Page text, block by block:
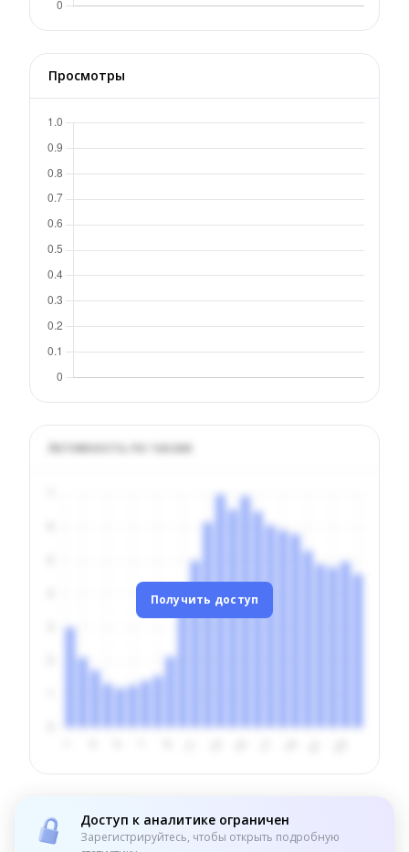
Просмотры
Активность по часам
Получить доступ
Доступ к аналитике ограничен
Зарегистрируйтесь, чтобы открыть подробную